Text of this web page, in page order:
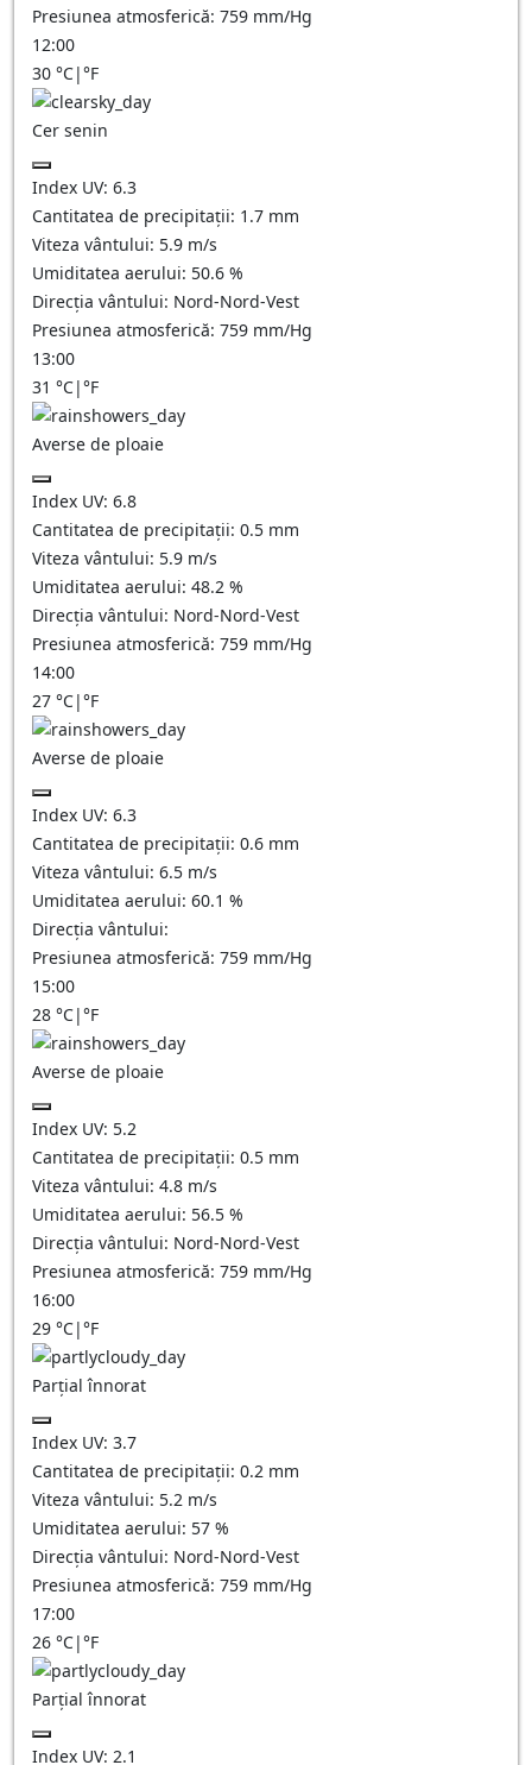
Presiunea atmosferică: 759 mm/Hg
12:00
30 °C|°F
Cer senin
Index UV: 6.3
Cantitatea de precipitații: 1.7 mm
Viteza vântului: 5.9 m/s
Umiditatea aerului: 50.6 %
Direcția vântului: Nord-Nord-Vest
Presiunea atmosferică: 759 mm/Hg
13:00
31 °C|°F
Averse de ploaie
Index UV: 6.8
Cantitatea de precipitații: 0.5 mm
Viteza vântului: 5.9 m/s
Umiditatea aerului: 48.2 %
Direcția vântului: Nord-Nord-Vest
Presiunea atmosferică: 759 mm/Hg
14:00
27 °C|°F
Averse de ploaie
Index UV: 6.3
Cantitatea de precipitații: 0.6 mm
Viteza vântului: 6.5 m/s
Umiditatea aerului: 60.1 %
Direcția vântului:
Presiunea atmosferică: 759 mm/Hg
15:00
28 °C|°F
Averse de ploaie
Index UV: 5.2
Cantitatea de precipitații: 0.5 mm
Viteza vântului: 4.8 m/s
Umiditatea aerului: 56.5 %
Direcția vântului: Nord-Nord-Vest
Presiunea atmosferică: 759 mm/Hg
16:00
29 °C|°F
Parțial înnorat
Index UV: 3.7
Cantitatea de precipitații: 0.2 mm
Viteza vântului: 5.2 m/s
Umiditatea aerului: 57 %
Direcția vântului: Nord-Nord-Vest
Presiunea atmosferică: 759 mm/Hg
17:00
26 °C|°F
Parțial înnorat
Index UV: 2.1